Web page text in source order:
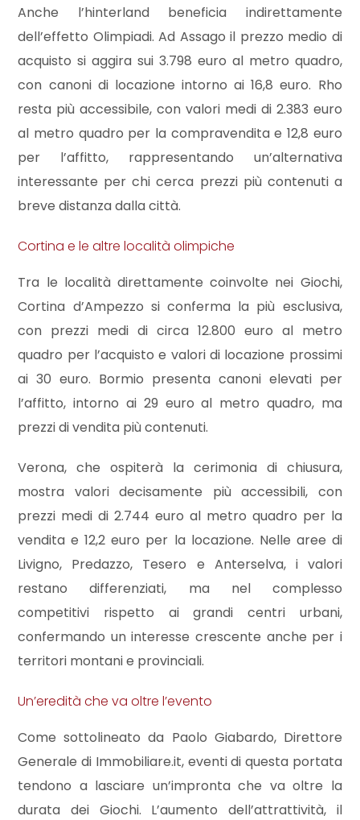
Anche l’hinterland beneficia indirettamente
dell’effetto Olimpiadi. Ad Assago il prezzo medio di
acquisto si aggira sui 3.798 euro al metro quadro,
con canoni di locazione intorno ai 16,8 euro. Rho
resta più accessibile, con valori medi di 2.383 euro
al metro quadro per la compravendita e 12,8 euro
per l’affitto, rappresentando un’alternativa
interessante per chi cerca prezzi più contenuti a
breve distanza dalla città.
Cortina e le altre località olimpiche
Tra le località direttamente coinvolte nei Giochi,
Cortina d’Ampezzo si conferma la più esclusiva,
con prezzi medi di circa 12.800 euro al metro
quadro per l’acquisto e valori di locazione prossimi
ai 30 euro. Bormio presenta canoni elevati per
l’affitto, intorno ai 29 euro al metro quadro, ma
prezzi di vendita più contenuti.
Verona, che ospiterà la cerimonia di chiusura,
mostra valori decisamente più accessibili, con
prezzi medi di 2.744 euro al metro quadro per la
vendita e 12,2 euro per la locazione. Nelle aree di
Livigno, Predazzo, Tesero e Anterselva, i valori
restano differenziati, ma nel complesso
competitivi rispetto ai grandi centri urbani,
confermando un interesse crescente anche per i
territori montani e provinciali.
Un’eredità che va oltre l’evento
Come sottolineato da Paolo Giabardo, Direttore
Generale di Immobiliare.it, eventi di questa portata
tendono a lasciare un’impronta che va oltre la
durata dei Giochi. L’aumento dell’attrattività, il
3
4
5
5+
Camere
Qualsiasi
1
2
4
5
5+
Altre
opzioni
Giardino
Posto auto/Box